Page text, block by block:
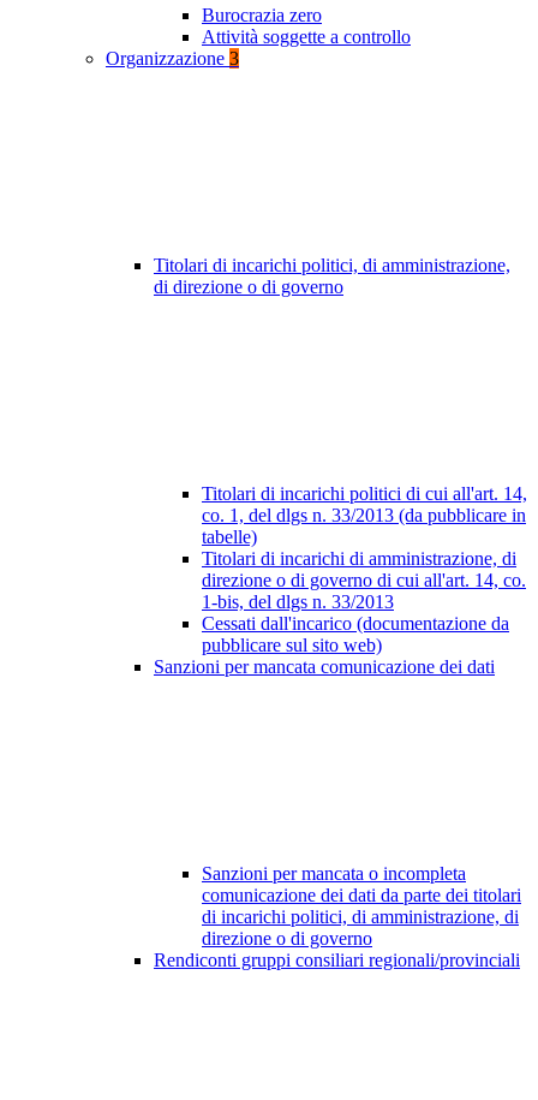
Burocrazia zero
Attività soggette a controllo
Organizzazione 3
Titolari di incarichi politici, di amministrazione,
di direzione o di governo
Titolari di incarichi politici di cui all'art. 14,
co. 1, del dlgs n. 33/2013 (da pubblicare in
tabelle)
Titolari di incarichi di amministrazione, di
direzione o di governo di cui all'art. 14, co.
1-bis, del dlgs n. 33/2013
Cessati dall'incarico (documentazione da
pubblicare sul sito web)
Sanzioni per mancata comunicazione dei dati
Sanzioni per mancata o incompleta
comunicazione dei dati da parte dei titolari
di incarichi politici, di amministrazione, di
direzione o di governo
Rendiconti gruppi consiliari regionali/provinciali